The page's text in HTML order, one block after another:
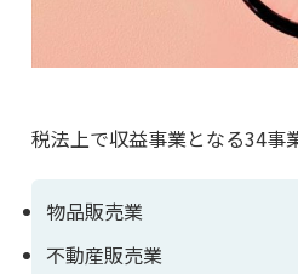
税法上で収益事業となる34事
物品販売業
不動産販売業